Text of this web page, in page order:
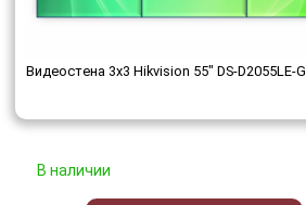
Видеостена 3x3 Hikvision 55" DS-D2055LE-G
В наличии